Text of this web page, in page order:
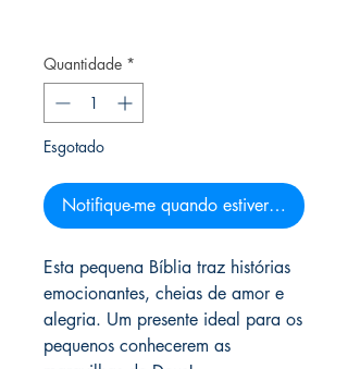
Quantidade *
Esgotado
Notifique-me quando estiver disponível
Esta pequena Bíblia traz histórias
emocionantes, cheias de amor e
alegria. Um presente ideal para os
pequenos conhecerem as